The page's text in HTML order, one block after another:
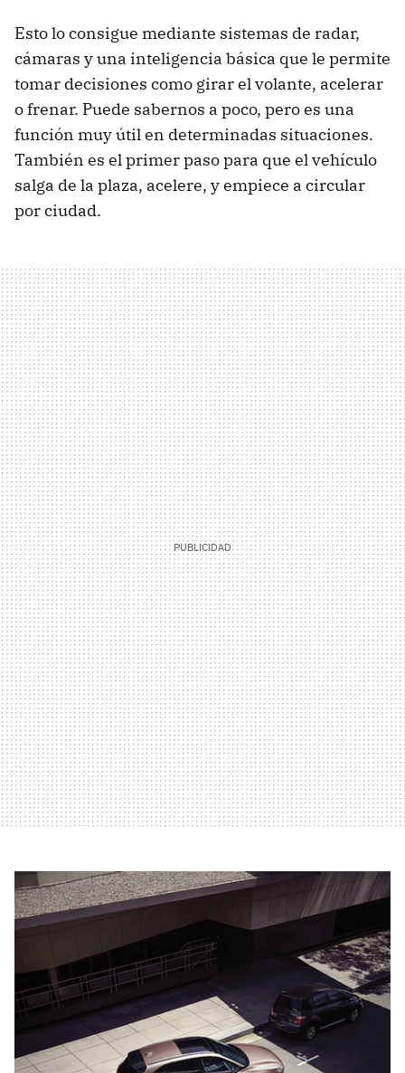
Esto lo consigue mediante sistemas de radar,
cámaras y una inteligencia básica que le permite
tomar decisiones como girar el volante, acelerar
o frenar. Puede sabernos a poco, pero es una
función muy útil en determinadas situaciones.
También es el primer paso para que el vehículo
salga de la plaza, acelere, y empiece a circular
por ciudad.